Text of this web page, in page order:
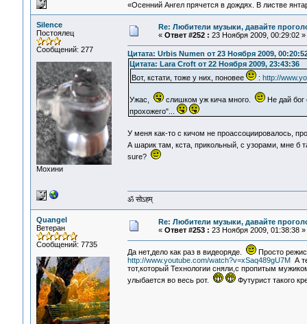
«Осенний Ангел прячется в дождях. В листве
Silence
Постоялец
Сообщений: 277
Мохини
Re: Любители музыки, давайте
« Ответ #252 : 23 Ноября 2009, 00:29:02 »
Цитата: Urbis Numen от 23 Ноября 2009,
Цитата: Lara Croft от 22 Ноября 2009, 23:43:36
Вот, кстати, тоже у них, поновее
: http://
Ужас, слишком уж кича много.
Не дай бог
прохожего"...
У меня как-то с кичом не проассоциировалось,
А шарик там, кста, прикольный, с узорами, мне б
sure?
ॐ सोऽहम्
Quangel
Ветеран
Сообщений: 7735
Re: Любители музыки, давайте
« Ответ #253 : 23 Ноября 2009, 01:38:38 »
Да нет,дело как раз в видеоряде.
Просто
http://www.youtube.com/watch?v=xSaq489gU7M А
тот,который Технологии сняли,с пропитым
улыбается во весь рот.
Футурист такого